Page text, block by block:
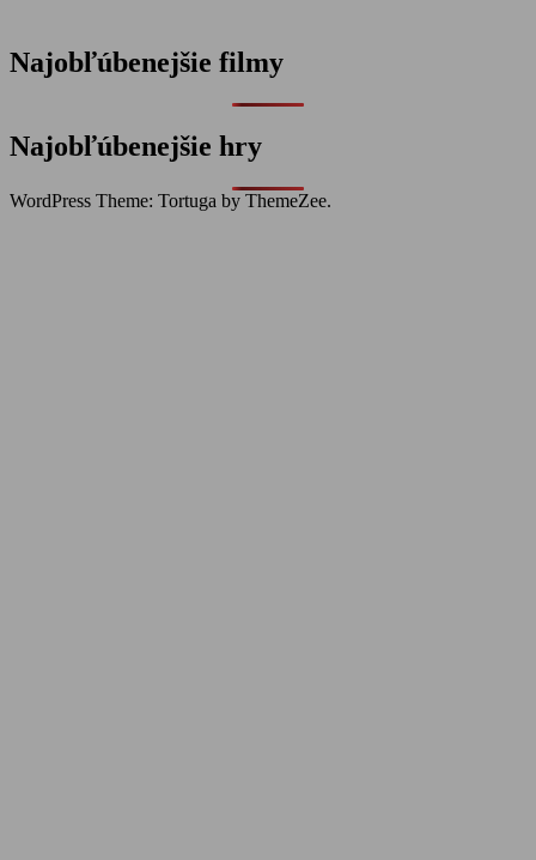
Najobľúbenejšie filmy
Najobľúbenejšie hry
WordPress Theme: Tortuga by ThemeZee.